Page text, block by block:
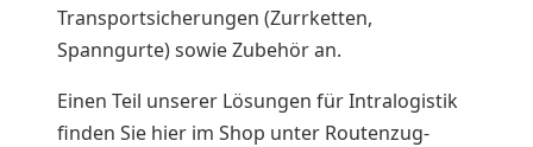
Transportsicherungen (Zurrketten,
Spanngurte) sowie Zubehör an.
Einen Teil unserer Lösungen für Intralogistik
finden Sie hier im Shop unter Routenzug-